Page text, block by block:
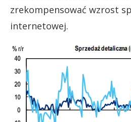
zrekompensować wzrost
internetowej.